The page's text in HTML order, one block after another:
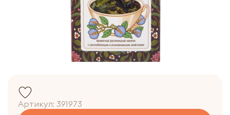
Артикул: 391973